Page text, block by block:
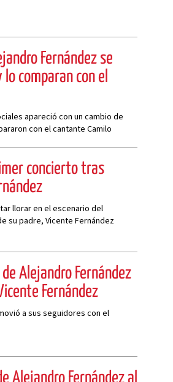
Fernández se
comparan con el
apareció con un cambio de
con el cantante Camilo
concierto tras
llorar en el escenario del
su padre, Vicente Fernández
Alejandro Fernández
Fernández
a sus seguidores con el
Alejandro Fernández al